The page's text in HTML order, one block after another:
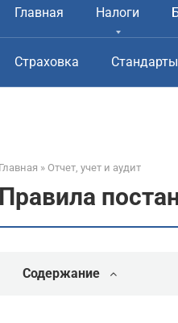
Главная Налоги
Страховка Стандарты
Главная » Отчет, учет и аудит
Правила
Содержание